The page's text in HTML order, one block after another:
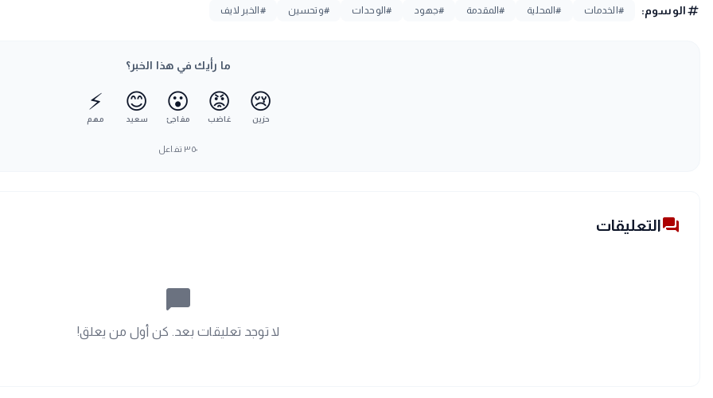
tagالوسوم: #الخدمات #المحلية #المقدمة #جهود #الوحدات #وتحسين #الخبر لايف
ما رأيك في هذا الخبر؟
😢
حزين
😡
غاضب
😮
مفاجئ
😊
سعيد
⚡
مهم
٣٥٠ تفاعل
forumالتعليقات
chat_bubble_outline
لا توجد تعليقات بعد. كن أول من يعلق!